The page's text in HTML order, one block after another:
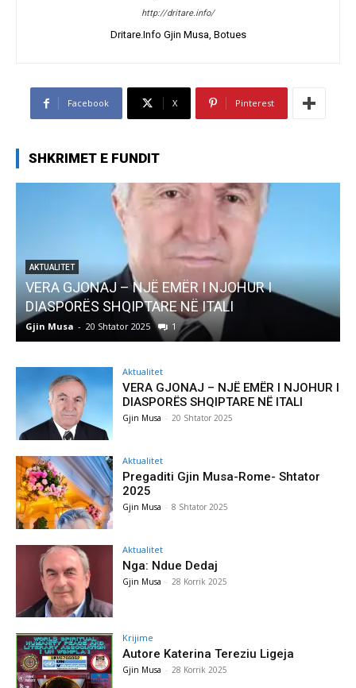
http://dritare.info/
Dritare.Info Gjin Musa, Botues
Facebook X Pinterest
SHKRIMET E FUNDIT
AKTUALITET
Pregaditi Gjin Musa-Rome- Shtator 2025
Gjin Musa - 8 Shtator 2025 0
Aktualitet
VERA GJONAJ – NJË EMËR I NJOHUR I
DIASPORËS SHQIPTARE NË ITALI
Gjin Musa - 20 Shtator 2025
Aktualitet
Pregaditi Gjin Musa-Rome- Shtator
2025
Gjin Musa - 8 Shtator 2025
Aktualitet
Nga: Ndue Dedaj
Gjin Musa - 28 Korrik 2025
Krijime
Autore Katerina Tereziu Ligeja
Gjin Musa - 28 Korrik 2025